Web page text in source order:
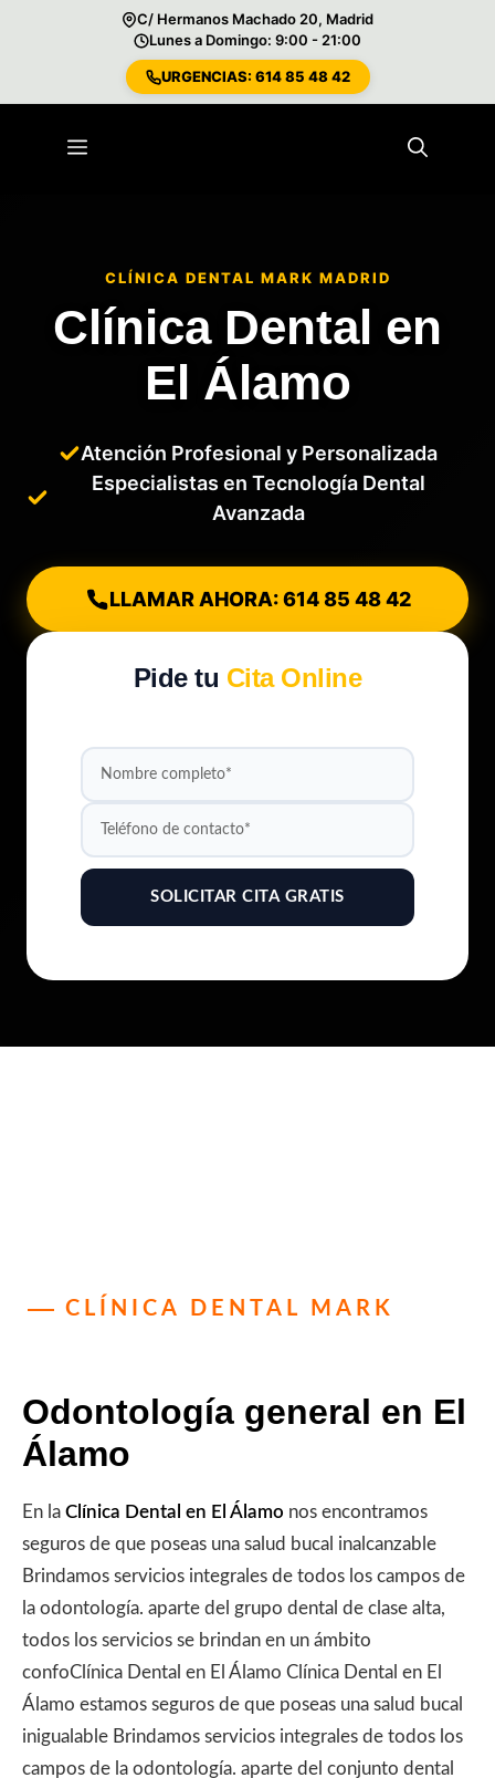
C/ Hermanos Machado 20, Madrid
Lunes a Domingo: 9:00 - 21:00
URGENCIAS: 614 85 48 42
Menú
CLÍNICA DENTAL MARK MADRID
Clínica Dental en
El Álamo
Atención Profesional y Personalizada
Especialistas en Tecnología Dental
Avanzada
LLAMAR AHORA: 614 85 48 42
Pide tu Cita Online
CLÍNICA DENTAL MARK
Odontología general en El
Álamo
En la Clínica Dental en El Álamo nos encontramos
seguros de que poseas una salud bucal inalcanzable
Brindamos servicios integrales de todos los campos de
la odontología. aparte del grupo dental de clase alta,
todos los servicios se brindan en un ámbito
confoClínica Dental en El Álamo Clínica Dental en El
Álamo estamos seguros de que poseas una salud bucal
inigualable Brindamos servicios integrales de todos los
campos de la odontología. aparte del conjunto dental